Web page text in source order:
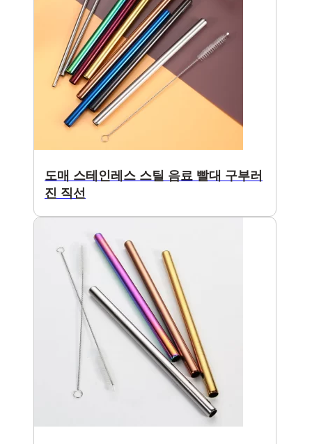
도매 스테인레스 스틸 음료 빨대 구부러
진 직선